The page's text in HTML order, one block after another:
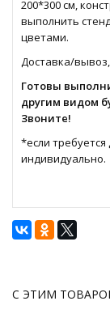
200*300 см,
выполнить
цветами.
Доставка/
Готовы
другим видом
Звоните!
*если
индивидуально.
С ЭТИМ